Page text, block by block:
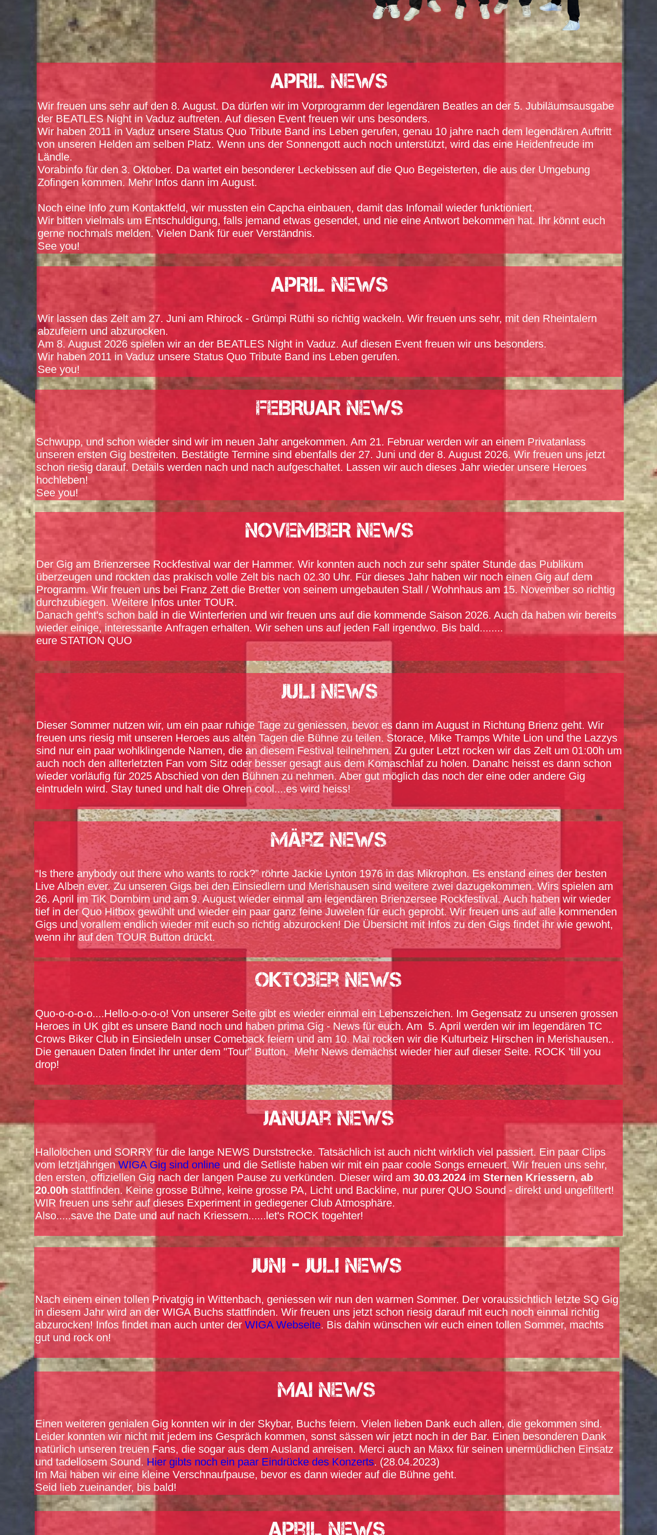
April News
MAI News
Einen weiteren genialen Gig konnten wir in der Skybar, Buchs feiern. Vielen lieben Dank euch allen, die gekommen sind.
Leider konnten wir nicht mit jedem ins Gespräch kommen, sonst sässen wir jetzt noch in der Bar. Einen besonderen Dank
natürlich unseren treuen Fans, die sogar aus dem Ausland anreisen. Merci auch an Mäxx für seinen unermüdlichen Einsatz
und tadellosem Sound. Hier gibts noch ein paar Eindrücke des Konzerts. (28.04.2023)
Im Mai haben wir eine kleine Verschnaufpause, bevor es dann wieder auf die Bühne geht.
Seid lieb zueinander, bis bald!
JUNI - JULI News
Nach einem einen tollen Privatgig in Wittenbach, geniessen wir nun den warmen Sommer. Der voraussichtlich letzte SQ Gig
in diesem Jahr wird an der WIGA Buchs stattfinden. Wir freuen uns jetzt schon riesig darauf mit euch noch einmal richtig
abzurocken! Infos findet man auch unter derWIGA Webseite. Bis dahin wünschen wir euch einen tollen Sommer, machts
gut und rock on!
Juli News
Dieser Sommer nutzen wir, um ein paar ruhige Tage zu geniessen, bevor es dann im August in Richtung Brienz geht. Wir
freuen uns riesig mit unseren Heroes aus alten Tagen die Bühne zu teilen. Storace, Mike Tramps White Lion und the Lazzys
sind nur ein paar wohlklingende Namen, die an diesem Festival teilnehmen. Zu guter Letzt rocken wir das Zelt um 01:00h um
auch noch den allterletzten Fan vom Sitz oder besser gesagt aus dem Komaschlaf zu holen. Danahc heisst es dann schon
wieder vorläufig für 2025 Abschied von den Bühnen zu nehmen. Aber gut möglich das noch der eine oder andere Gig
eintrudeln wird. Stay tuned und halt die Ohren cool....es wird heiss!
März News
“Is there anybody out there who wants to rock?” röhrte Jackie Lynton 1976 in das Mikrophon. Es enstand eines der besten
Live Alben ever. Zu unseren Gigs bei den Einsiedlern und Merishausen sind weitere zwei dazugekommen. Wirs spielen am
26. April im TiK Dornbirn und am 9. August wieder einmal am legendären Brienzersee Rockfestival. Auch haben wir wieder
tief in der Quo Hitbox gewühlt und wieder ein paar ganz feine Juwelen für euch geprobt. Wir freuen uns auf alle kommenden
Gigs und vorallem endlich wieder mit euch so richtig abzurocken! Die Übersicht mit Infos zu den Gigs findet ihr wie gewoht,
wenn ihr auf den TOUR Button drückt.
Januar News
Hallolöchen und SORRY für die lange NEWS Durststrecke. Tatsächlich ist auch nicht wirklich viel passiert. Ein paar Clips
vom letztjährigenWIGA Gig sind online und die Setliste haben wir mit ein paar coole Songs erneuert. Wir freuen uns sehr,
den ersten, offiziellen Gig nach der langen Pause zu verkünden. Dieser wird am30.03.2024 imSternen Kriessern, ab
20.00h stattfinden. Keine grosse Bühne, keine grosse PA, Licht und Backline, nur purer QUO Sound - direkt und ungefiltert!
WIR freuen uns sehr auf dieses Experiment in gediegener Club Atmosphäre.
Also.....save the Date und auf nach Kriessern......let's ROCK togehter!
Oktober News
Quo-o-o-o-o....Hello-o-o-o-o! Von unserer Seite gibt es wieder einmal ein Lebenszeichen. Im Gegensatz zu unseren grossen
Heroes in UK gibt es unsere Band noch und haben prima Gig - News für euch. Am 5. April werden wir im legendären TC
Crows Biker Club in Einsiedeln unser Comeback feiern und am 10. Mai rocken wir die Kulturbeiz Hirschen in Merishausen..
Die genauen Daten findet ihr unter dem "Tour" Button. Mehr News demächst wieder hier auf dieser Seite. ROCK 'till you
drop!
NOVEMBER News
Der Gig am Brienzersee Rockfestival war der Hammer. Wir konnten auch noch zur sehr später Stunde das Publikum
überzeugen und rockten das prakisch volle Zelt bis nach 02.30 Uhr. Für dieses Jahr haben wir noch einen Gig auf dem
Programm. Wir freuen uns bei Franz Zett die Bretter von seinem umgebauten Stall / Wohnhaus am 15. November so richtig
durchzubiegen. Weitere Infos unter TOUR.
Danach geht's schon bald in die Winterferien und wir freuen uns auf die kommende Saison 2026. Auch da haben wir bereits
wieder einige, interessante Anfragen erhalten. Wir sehen uns auf jeden Fall irgendwo. Bis bald........
eure STATION QUO
FEBRUAR News
Schwupp, und schon wieder sind wir im neuen Jahr angekommen. Am 21. Februar werden wir an einem Privatanlass
unseren ersten Gig bestreiten. Bestätigte Termine sind ebenfalls der 27. Juni und der 8. August 2026. Wir freuen uns jetzt
schon riesig darauf. Details werden nach und nach aufgeschaltet. Lassen wir auch dieses Jahr wieder unsere Heroes
hochleben!
See you!
APRIL News
Wir lassen das Zelt am 27. Juni am Rhirock - Grümpi Rüthi so richtig wackeln. Wir freuen uns sehr, mit den Rheintalern
abzufeiern und abzurocken.
Am 8. August 2026 spielen wir an der BEATLES Night in Vaduz. Auf diesen Event freuen wir uns besonders.
Wir haben 2011 in Vaduz unsere Status Quo Tribute Band ins Leben gerufen.
See you!
APRIL News
Wir freuen uns sehr auf den 8. August. Da dürfen wir im Vorprogramm der legendären Beatles an der 5. Jubiläumsausgabe
der BEATLES Night in Vaduz auftreten. Auf diesen Event freuen wir uns besonders.
Wir haben 2011 in Vaduz unsere Status Quo Tribute Band ins Leben gerufen, genau 10 jahre nach dem legendären Auftritt
von unseren Helden am selben Platz. Wenn uns der Sonnengott auch noch unterstützt, wird das eine Heidenfreude im
Ländle.
Vorabinfo für den 3. Oktober. Da wartet ein besonderer Leckebissen auf die Quo Begeisterten, die aus der Umgebung
Zofingen kommen. Mehr Infos dann im August.
Noch eine Info zum Kontaktfeld, wir mussten ein Capcha einbauen, damit das Infomail wieder funktioniert.
Wir bitten vielmals um Entschuldigung, falls jemand etwas gesendet, und nie eine Antwort bekommen hat. Ihr könnt euch
gerne nochmals melden. Vielen Dank für euer Verständnis.
See you!